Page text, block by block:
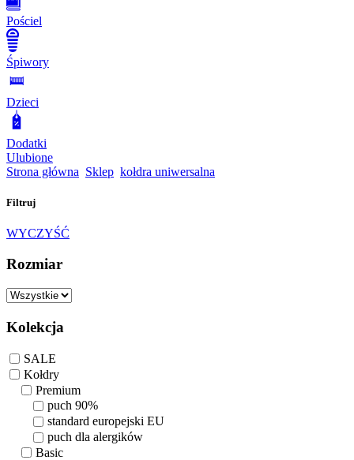
Pościel
Śpiwory
Dzieci
Dodatki
Ulubione
Strona główna Sklep kołdra uniwersalna
Filtruj
WYCZYŚĆ
Rozmiar
Kolekcja
SALE
Kołdry
Premium
puch 90%
standard europejski EU
puch dla alergików
Basic